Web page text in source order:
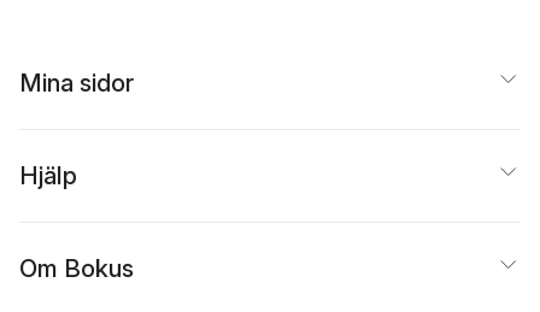
Mina sidor
Hjälp
Om Bokus